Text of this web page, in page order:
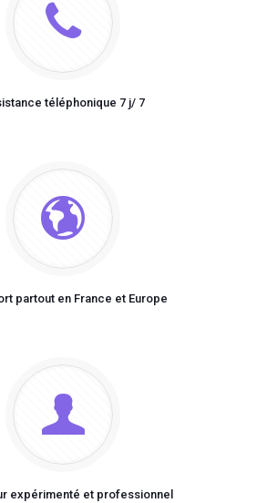
téléphonique 7 j/ 7
partout en France et Europe
expérimenté et professionnel